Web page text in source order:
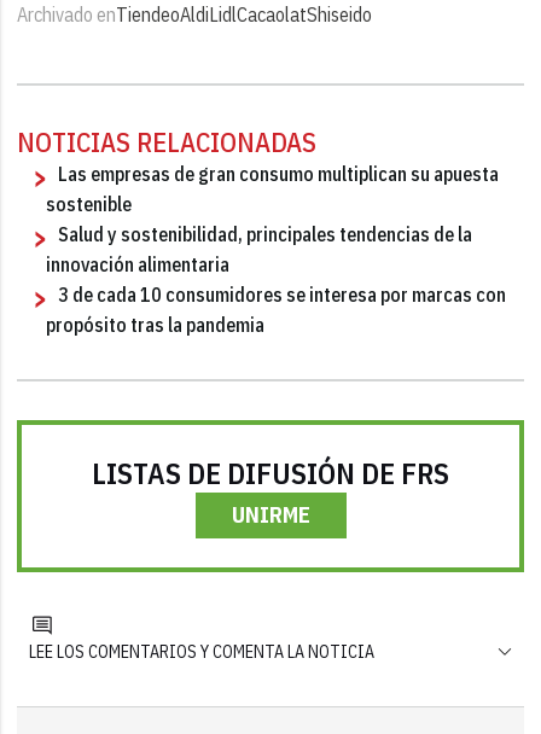
Archivado enTiendeoAldiLidlCacaolatShiseido
NOTICIAS RELACIONADAS
Las empresas de gran consumo multiplican su apuesta
sostenible
Salud y sostenibilidad, principales tendencias de la
innovación alimentaria
3 de cada 10 consumidores se interesa por marcas con
propósito tras la pandemia
LISTAS DE DIFUSIÓN DE FRS
UNIRME
LEE LOS COMENTARIOS Y COMENTA LA NOTICIA